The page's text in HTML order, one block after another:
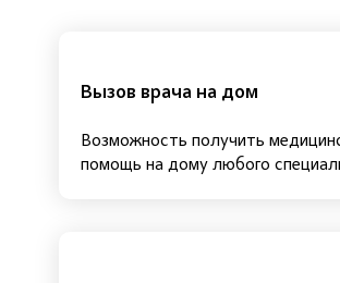
Вызов врача на дом
Возможность получить
помощь на дому любого